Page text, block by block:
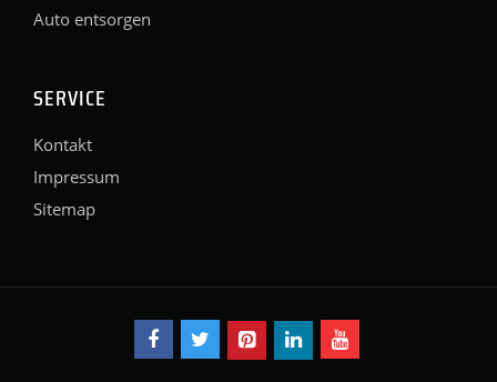
Auto entsorgen
SERVICE
Kontakt
Impressum
Sitemap